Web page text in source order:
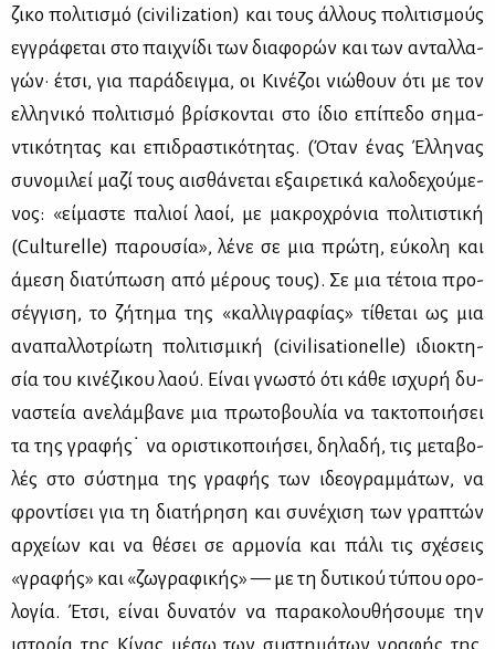
ζι­κο πο­λι­τι­σμό (civilization) και τους άλ­λους πο­λι­τι­σμούς
εγ­γρά­φε­ται στο παι­χνί­δι των δια­φο­ρών και των ανταλ­λα­
γών· έτσι, για πα­ρά­δειγ­μα, οι Κι­νέ­ζοι νιώ­θουν ότι με τον
ελ­λη­νι­κό πο­λι­τι­σμό βρί­σκο­νται στο ίδιο επί­πε­δο ση­μα­
ντι­κό­τη­τας και επι­δρα­στι­κό­τη­τας. (Όταν ένας Έλ­λη­νας
συ­νο­μι­λεί μα­ζί τους αι­σθά­νε­ται εξαι­ρε­τι­κά κα­λο­δε­χού­με­
νος: «εί­μα­στε πα­λιοί λα­οί, με μα­κρο­χρό­νια πο­λι­τι­στι­κή
(Culturelle) πα­ρου­σία», λέ­νε σε μια πρώ­τη, εύ­κο­λη και
άμε­ση δια­τύ­πω­ση από μέ­ρους τους). Σε μια τέ­τοια προ­
σέγ­γι­ση, το ζή­τη­μα της «καλ­λι­γρα­φί­ας» τί­θε­ται ως μια
ανα­παλ­λο­τρί­ω­τη πο­λι­τι­σμι­κή (civilisationelle) ιδιο­κτη­
σία του κι­νέ­ζι­κου λα­ού. Εί­ναι γνω­στό ότι κά­θε ισχυ­ρή δυ­
να­στεία ανε­λάμ­βα­νε μια πρω­το­βου­λία να τα­κτο­ποι­ή­σει
τα της γρα­φής˙ να ορι­στι­κο­ποι­ή­σει, δη­λα­δή, τις με­τα­βο­
λές στο σύ­στη­μα της γρα­φής των ιδε­ο­γραμ­μά­των, να
φρο­ντί­σει για τη δια­τή­ρη­ση και συ­νέ­χι­ση των γρα­πτών
αρ­χεί­ων και να θέ­σει σε αρ­μο­νία και πά­λι τις σχέ­σεις
«γρα­φής» και «ζω­γρα­φι­κής» — με τη δυ­τι­κού τύ­που ορο­
λο­γία. Έτσι, εί­ναι δυ­να­τόν να πα­ρα­κο­λου­θή­σου­με την